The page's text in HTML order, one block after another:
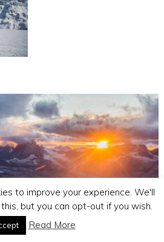
to improve your experience. We'll
but you can opt-out if you wish.
Read More